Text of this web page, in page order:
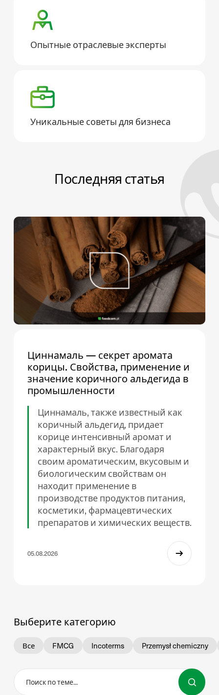
Опытные отраслевые эксперты
Уникальные советы для бизнеса
Последняя статья
Циннамаль — секрет аромата
корицы. Свойства, применение и
значение коричного альдегида в
промышленности
Циннамаль, также известный как
коричный альдегид, придает
корице интенсивный аромат и
характерный вкус. Благодаря
своим ароматическим, вкусовым и
биологическим свойствам он
находит применение в
производстве продуктов питания,
косметики, фармацевтических
препаратов и химических веществ.
05.08.2026
Выберите категорию
Все FMCG Incoterms Przemysł chemiczny